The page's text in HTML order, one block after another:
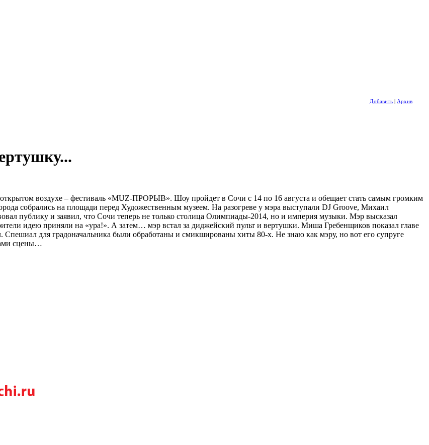
Добавить Архив
воздухе – фестиваль «MUZ-ПРОРЫВ». Шоу пройдет в Сочи с 14 по 16 августа и обещает стать самым громким
собрались на площади перед Художественным музеем. На разогреве у мэра выступали DJ Groove, Михаил
публику и заявил, что Сочи теперь не только столица Олимпиады-2014, но и империя музыки. Мэр высказал
идею приняли на «ура!». А затем… мэр встал за диджейский пульт и вертушки. Миша Гребенщиков показал главе
Спешиал для градоначальника были обработаны и смикшированы хиты 80-х. Не знаю как мэру, но вот его супруге
сцены…